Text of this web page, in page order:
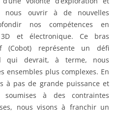
nous ouvrir à de nouvelles
nos compétences en
3D et électronique. Ce bras
(Cobot) représente un défi
qui devrait, à terme, nous
ensembles plus complexes. En
à pas de grande puissance et
soumises à des contraintes
nous visons à franchir un